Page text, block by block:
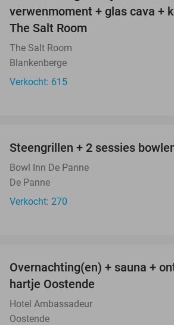
verwenmoment + glas cava +
The Salt Room
The Salt Room
Blankenberge
Verkocht: 615
Steengrillen + 2 sessies
Bowl Inn De Panne
De Panne
Verkocht: 270
Overnachting(en) + sauna +
hartje Oostende
Hotel Ambassadeur
Oostende